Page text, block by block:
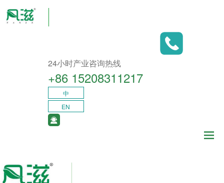
24小时产业咨询热线
+86 15208311217​
中
EN